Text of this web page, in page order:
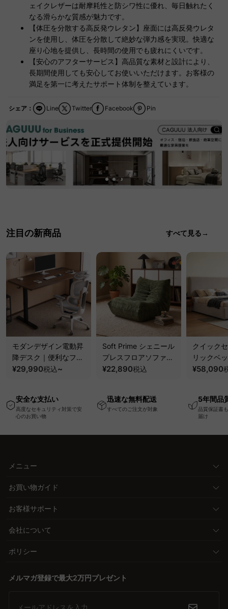
ェイクレザーは耐摩耗性と防シワ性に優れ、毎日触れたく
なる滑らかな質感が魅力です。
【体圧を分散する高反発ウレタン】座面には高反発ウレタ
ンを使用し、体圧を分散して絶妙な弾力感を実現。快適な
座り心地を提供し、長時間の使用でも疲れにくいです。
【安心のアフターサービス】高品質な素材と設計により、
長期間使用しても安心してお使いいただけます。お客様の
満足を第一に考えたサポート体制を整えています。
シェア： Facebook
Twitter Pin
Line
注目の新商品 すべて見る→
モダンデザイン電動昇
降デスク｜便利なフッ
ク・コンセント・
ー機能搭載ワークデス
ク
¥29,990税込~
Soft Prime シェニール
プレスフロアソファ｜
圧縮梱包で搬入しやす
ァ
¥22,890税込
クイック
リックベ
要で組み
¥58,090
安全な支払い
高度なセキュリティ対策で安
心のお買い物
迅速な無料配送
すべてのご注文が対象
5年間品
品質保証書
届け
メニュー
お買い物ガイド
お客様サポート
会社について
ポリシー
メルマガ登録で最大2万円プレゼント